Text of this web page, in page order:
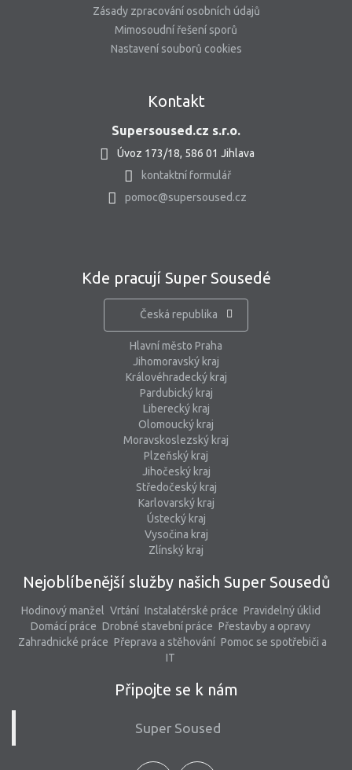
Zásady zpracování osobních údajů
Mimosoudní řešení sporů
Nastavení souborů cookies
Kontakt
Supersoused.cz s.r.o.
Úvoz 173/18, 586 01 Jihlava
kontaktní formulář
pomoc@supersoused.cz
Kde pracují Super Sousedé
Česká republika
Hlavní město Praha
Jihomoravský kraj
Královéhradecký kraj
Pardubický kraj
Liberecký kraj
Olomoucký kraj
Moravskoslezský kraj
Plzeňský kraj
Jihočeský kraj
Středočeský kraj
Karlovarský kraj
Ústecký kraj
Vysočina kraj
Zlínský kraj
Nejoblíbenější služby našich Super Sousedů
Hodinový manžel Vrtání Instalatérské práce Pravidelný úklid
Domácí práce Drobné stavební práce Přestavby a opravy
Zahradnické práce Přeprava a stěhování Pomoc se spotřebiči a
IT
Připojte se k nám
Super Soused